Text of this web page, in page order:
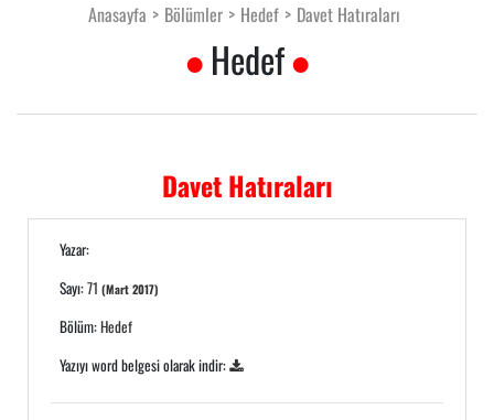
Anasayfa Bölümler Hedef Davet Hatıraları
Hedef
Davet Hatıraları
Yazar:
Sayı:71 (Mart 2017)
Bölüm:Hedef
Yazıyı word belgesi olarak indir: